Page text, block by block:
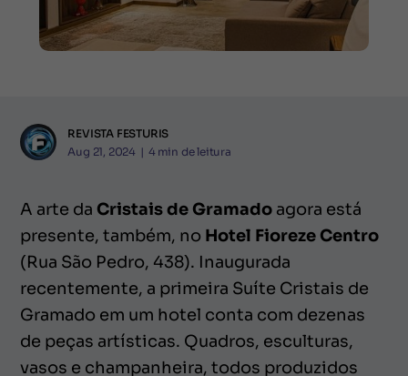
REVISTA FESTURIS
Aug 21, 2024 | 4 min de leitura
A arte da Cristais de Gramadoagora está
presente, também, no Hotel Fioreze Centro
(Rua São Pedro, 438). Inaugurada
recentemente, a primeira Suíte Cristais de
Gramado em um hotel conta com dezenas
de peças artísticas. Quadros, esculturas,
vasos e champanheira, todos produzidos